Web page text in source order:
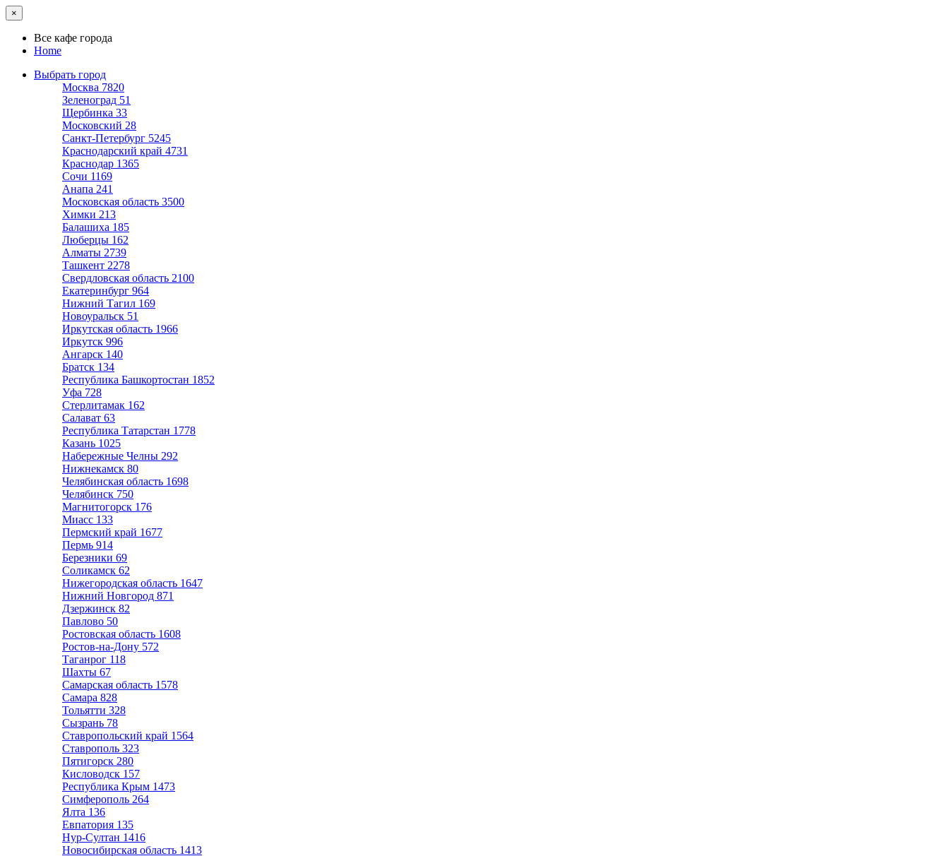
×
Все кафе города
Home
Выбрать город
Москва 7820
Зеленоград 51
Щербинка 33
Московский 28
Санкт-Петербург 5245
Краснодарский край 4731
Краснодар 1365
Сочи 1169
Анапа 241
Московская область 3500
Химки 213
Балашиха 185
Люберцы 162
Алматы 2739
Ташкент 2278
Свердловская область 2100
Екатеринбург 964
Нижний Тагил 169
Новоуральск 51
Иркутская область 1966
Иркутск 996
Ангарск 140
Братск 134
Республика Башкортостан 1852
Уфа 728
Стерлитамак 162
Салават 63
Республика Татарстан 1778
Казань 1025
Набережные Челны 292
Нижнекамск 80
Челябинская область 1698
Челябинск 750
Магнитогорск 176
Миасс 133
Пермский край 1677
Пермь 914
Березники 69
Соликамск 62
Нижегородская область 1647
Нижний Новгород 871
Дзержинск 82
Павлово 50
Ростовская область 1608
Ростов-на-Дону 572
Таганрог 118
Шахты 67
Самарская область 1578
Самара 828
Тольятти 328
Сызрань 78
Ставропольский край 1564
Ставрополь 323
Пятигорск 280
Кисловодск 157
Республика Крым 1473
Симферополь 264
Ялта 136
Евпатория 135
Нур-Султан 1416
Новосибирская область 1413